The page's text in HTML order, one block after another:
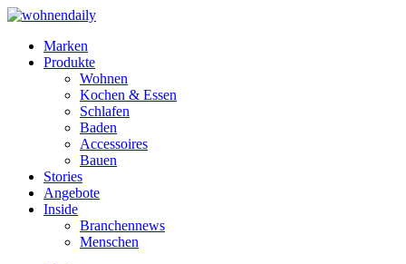
Marken
Produkte
Wohnen
Kochen & Essen
Schlafen
Baden
Accessoires
Bauen
Stories
Angebote
Inside
Branchennews
Menschen